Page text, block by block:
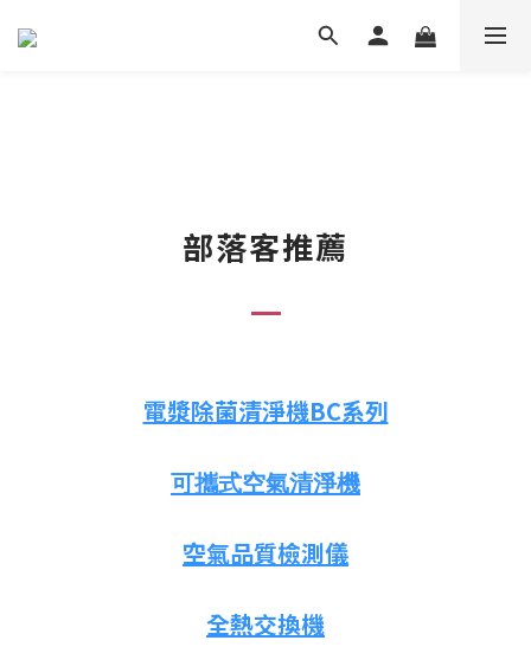
部落客推薦
電漿除菌清淨機BC系列
可攜式空氣清淨機
空氣品質檢測儀
全熱交換機